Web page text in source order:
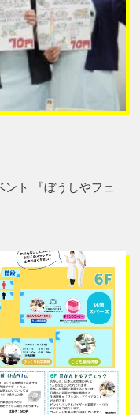
ト 『ぼうしやフェ